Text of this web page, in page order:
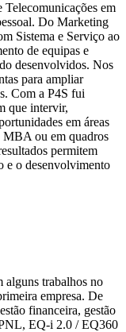
Telecomunicações em
Do Marketing
Sistema e Serviço ao
de equipas e
desenvolvidos. Nos
para ampliar
Com a P4S fui
que intervir,
em áreas
MBA ou em quadros
permitem
e o desenvolvimento
alguns trabalhos no
empresa. De
financeira, gestão
EQ-i 2.0 / EQ360